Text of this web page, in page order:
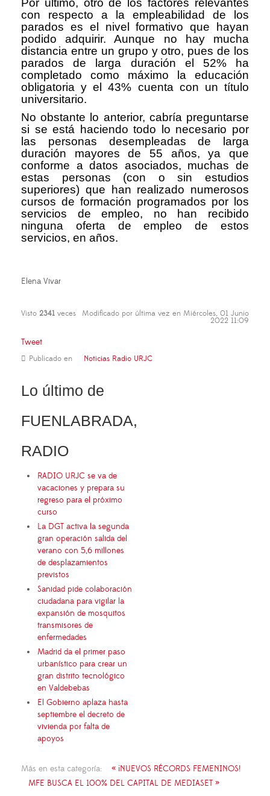
con respecto a la empleabilidad de los
parados es el nivel formativo que hayan
podido adquirir. Aunque no hay mucha
distancia entre un grupo y otro, pues de los
parados de larga duración el 52% ha
completado como máximo la educación
obligatoria y el 43% cuenta con un título
universitario.
No obstante lo anterior, cabría preguntarse
si se está haciendo todo lo necesario por
las personas desempleadas de larga
duración mayores de 55 años, ya que
conforme a datos asociados, muchas de
estas personas (con o sin estudios
superiores) que han realizado numerosos
cursos de formación programados por los
servicios de empleo, no han recibido
ninguna oferta de empleo de estos
servicios, en años.
Elena Vivar
Visto 2341 veces Modificado por última vez en Miércoles, 01 Junio
2022 11:09
Tweet
Publicado en Noticias Radio URJC
Lo último de
FUENLABRADA,
RADIO
RADIO URJC se va de
vacaciones y prepara su
regreso para el próximo
curso
La DGT activa la segunda
gran operación salida del
verano con 5,6 millones
de desplazamientos
previstos
Sanidad pide colaboración
ciudadana para vigilar la
expansión de mosquitos
transmisores de
enfermedades
Madrid da el primer paso
urbanístico para crear un
gran distrito tecnológico
en Valdebebas
El Gobierno aplaza hasta
septiembre el decreto de
vivienda por falta de
apoyos
Más en esta categoría:
« ¡NUEVOS RÉCORDS FEMENINOS!
MFE BUSCA EL 100% DEL CAPITAL DE MEDIASET »